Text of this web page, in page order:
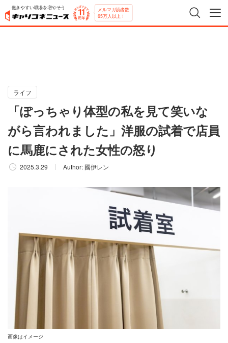
働きやすい職場を増やそう メルマガ読者数
65万人以上！
ライフ
「ぽっちゃり体型の私を見て笑いな
がら言われました」洋服の試着で店員
に馬鹿にされた女性の怒り
2025.3.29 Author: 國伊レン
画像はイメージ